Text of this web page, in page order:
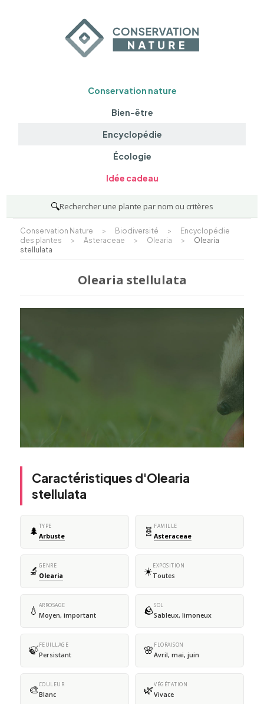
Conservation nature
Bien-être
Encyclopédie
Écologie
Idée cadeau
🔍Rechercher une plante par nom ou critères
Conservation Nature > Biodiversité >
Encyclopédie
des plantes
> Asteraceae > Olearia >
Olearia
stellulata
Olearia stellulata
Caractéristiques d'Olearia
stellulata
🌲 TYPE
Arbuste 🧬 FAMILLE
Asteraceae
🔬 GENRE
Olearia ☀️EXPOSITION
Toutes
💧 ARROSAGE
Moyen, important 🪨SOL
Sableux, limoneux
🍃FEUILLAGE
Persistant 🌸 FLORAISON
Avril, mai, juin
🎨COULEUR
Blanc 🌿VÉGÉTATION
Vivace